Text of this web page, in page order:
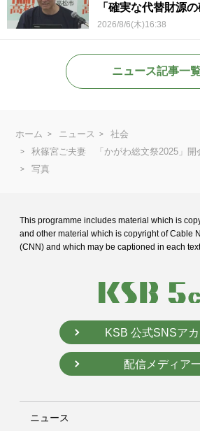
「確実な代替財源
2026/8/6(木)16:38
ニュース記事一
ホーム ニュース
社会
秋篠宮ご夫妻 「かがわ総文祭2025」開
写真
This programme includes material which is
and other material which is copyright of Cable
(CNN) and which may be captioned in each
KSB 公式SNSアカ
配信メディア
ニュース